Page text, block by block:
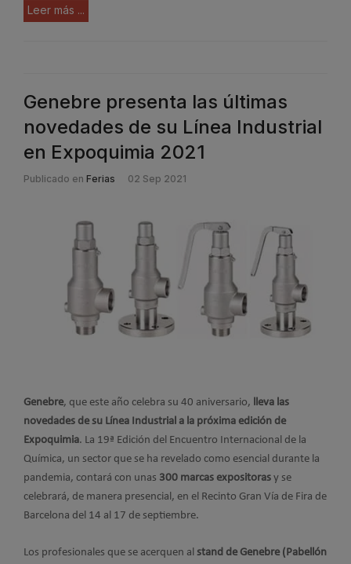
Leer más ...
Genebre presenta las últimas
novedades de su Línea Industrial
en Expoquimia 2021
Publicado en Ferias 02 Sep 2021
Genebre, que este año celebra su 40 aniversario, lleva las
novedades de su Línea Industrial a la próxima edición de
Expoquimia. La 19ª Edición del Encuentro Internacional de la
Química, un sector que se ha revelado como esencial durante la
pandemia, contará con unas 300 marcas expositoras y se
celebrará, de manera presencial, en el Recinto Gran Vía de Fira de
Barcelona del 14 al 17 de septiembre.
Los profesionales que se acerquen al stand de Genebre (Pabellón